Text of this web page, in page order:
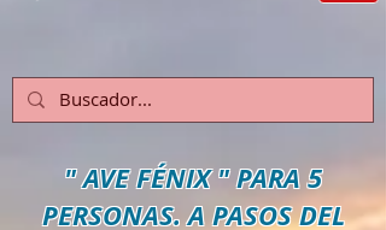
" AVE FÉNIX" PARA 5
PERSONAS. A PASOS DEL